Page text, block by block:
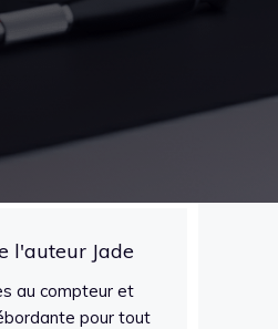
l'auteur Jade
au compteur et
pour tout